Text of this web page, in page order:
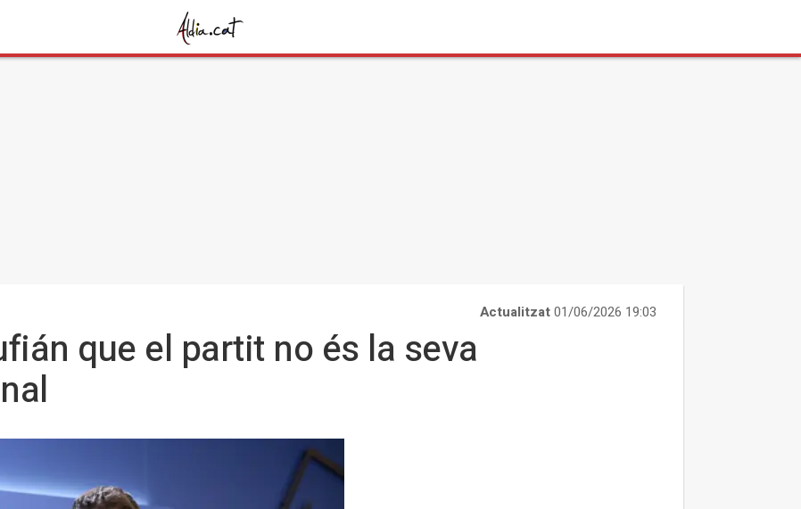
Actualitzat01/06/2026 19:03
que el partit no és la seva